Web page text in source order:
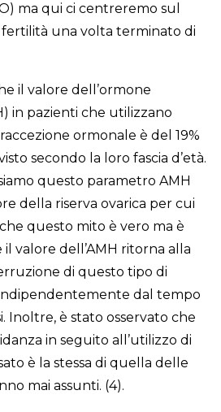
ma qui ci centreremo sul
una volta terminato di
il valore dell’ormone
in pazienti che utilizzano
ormonale è del 19%
secondo la loro fascia d’età.
questo parametro AMH
della riserva ovarica per cui
questo mito è vero ma è
valore dell’AMH ritorna alla
di questo tipo di
dal tempo
Inoltre, è stato osservato che
in seguito all’utilizzo di
è la stessa di quella delle
mai assunti. (4).